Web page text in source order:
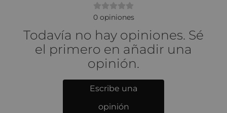
0 opiniones
Todavía no hay opiniones. Sé
el primero en añadir una
opinión.
Escribe una
opinión